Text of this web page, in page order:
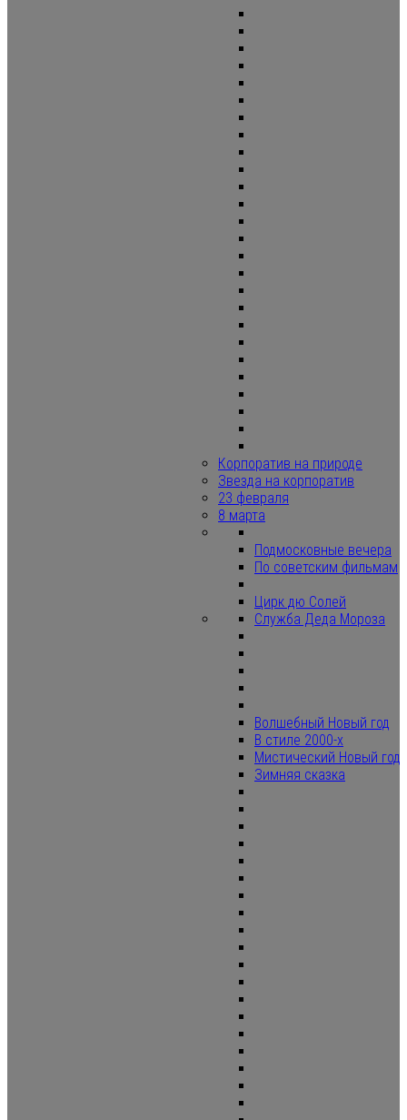
Корпоратив на природе
Звезда на корпоратив
23 февраля
8 марта
Подмосковные вечера
По советским фильмам
Цирк дю Солей
Служба Деда Мороза
Волшебный Новый год
В стиле 2000-х
Мистический Новый год
Зимняя сказка